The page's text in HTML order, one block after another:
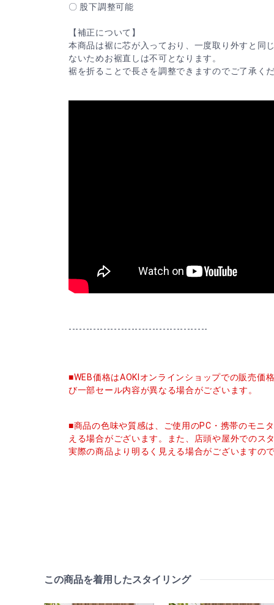
〇 股下調整可能
【補正について】
本商品は裾に芯が入っており、一度取り外すと同
ないためお裾直しは不可となります。
裾を折ることで長さを調整できますのでご了承く
----------------------------------------
■WEB価格はAOKIオンラインショップでの販売価
び一部セール内容が異なる場合がございます。
■商品の色味や質感は、ご使用のPC・携帯のモニ
える場合がございます。また、店頭や屋外でのス
実際の商品より明るく見える場合がございますの
この商品を着用したスタイリング